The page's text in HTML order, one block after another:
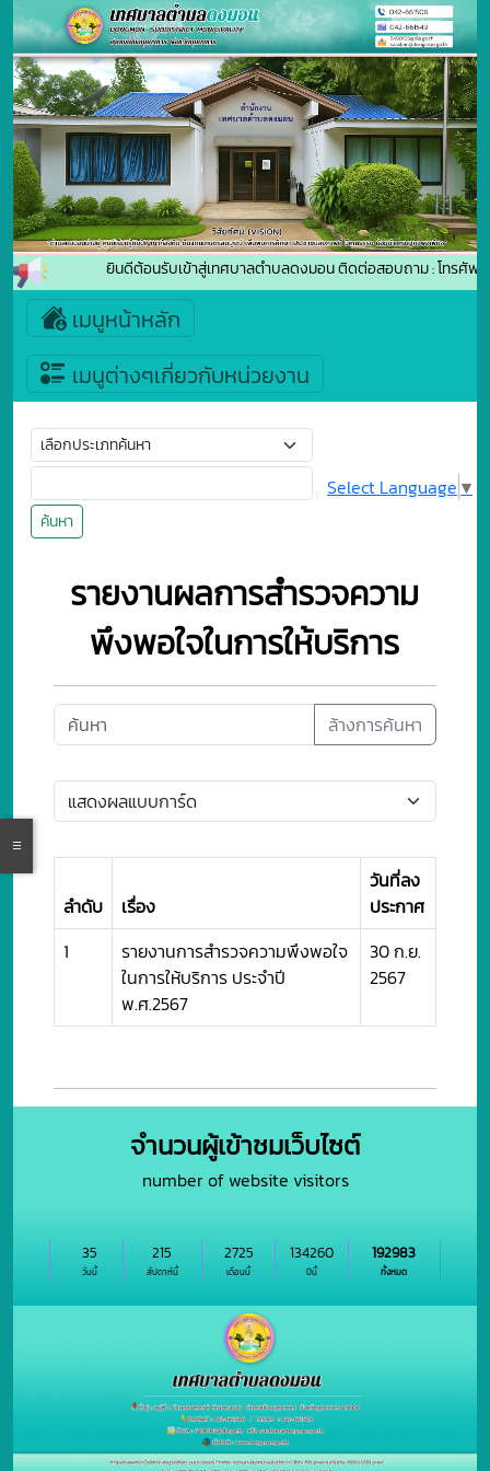
ยินดีต้อนรับเข้าสู่เทศบาลตำบลดงมอน ติดต่อสอบถาม : โทรศัพท์
เมนูหน้าหลัก
เมนูต่างๆเกี่ยวกับหน่วยงาน
ค้นหา
Select Language ▼
รายงานผลการสำรวจความ
พึงพอใจในการให้บริการ
ล้างการค้นหา
ลำดับ เรื่อง
วันที่ลง
ประกาศ
1
รายงานการสำรวจความพึงพอใจ
ในการให้บริการ ประจำปี
พ.ศ.2567
30 ก.ย.
2567
จำนวนผู้เข้าชมเว็บไซต์
number of website visitors
วันนี้
35
สัปดาห์นี้
215
เดือนนี้
2725
ปีนี้
134260
ทั้งหมด
192983